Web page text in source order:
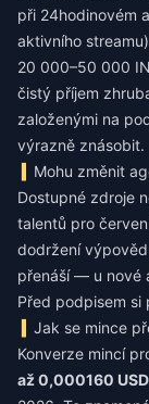
při 24hodinovém
aktivního
20 000–50 000
čistý příjem
založenými na
výrazně znásobit.
Mohu změnit
Dostupné zdroje
talentů pro
dodržení
přenáší — u nové
Před podpisem
Jak se mince
Konverze mincí
až 0,000160